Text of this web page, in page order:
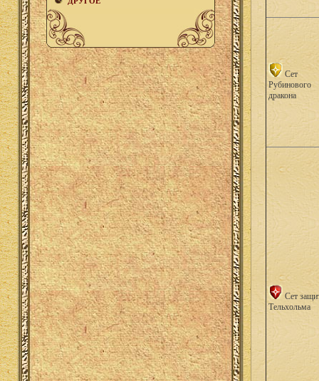
Сет
Рубинового
дракона
Сет
Тельхольма